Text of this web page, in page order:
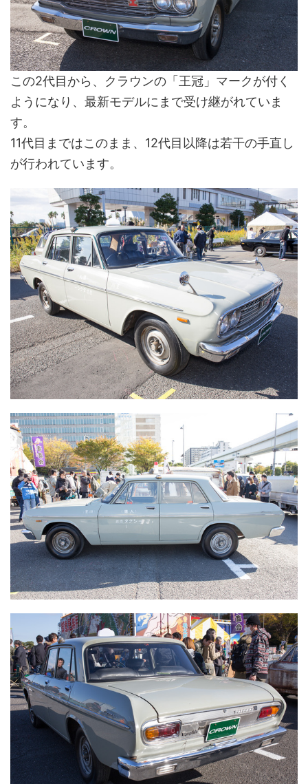
この2代目から、クラウンの「王冠」マークが付く
ようになり、最新モデルにまで受け継がれていま
す。
11代目まではこのまま、12代目以降は若干の手直し
が行われています。